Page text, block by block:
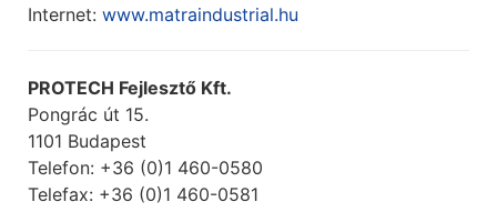
Internet: www.matraindustrial.hu
PROTECH Fejlesztő Kft.
Pongrác út 15.
1101 Budapest
Telefon: +36 (0)1 460-0580
Telefax: +36 (0)1 460-0581